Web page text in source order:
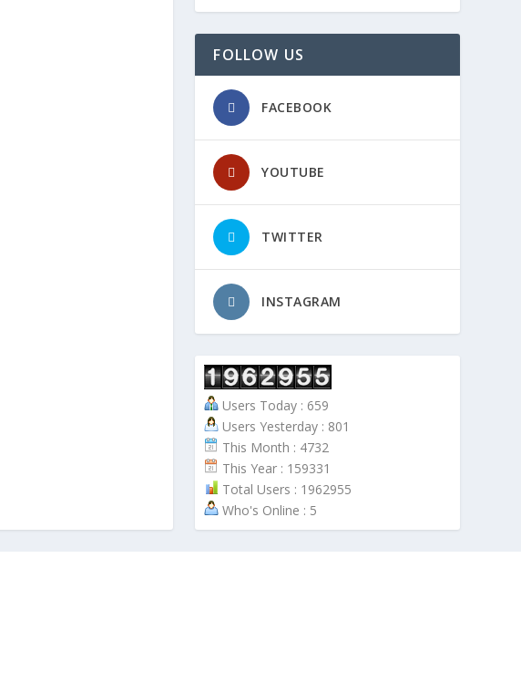
FOLLOW US
FACEBOOK
YOUTUBE
TWITTER
INSTAGRAM
Users Today : 659
Users Yesterday : 801
This Month : 4732
This Year : 159331
Total Users : 1962955
Who's Online : 5